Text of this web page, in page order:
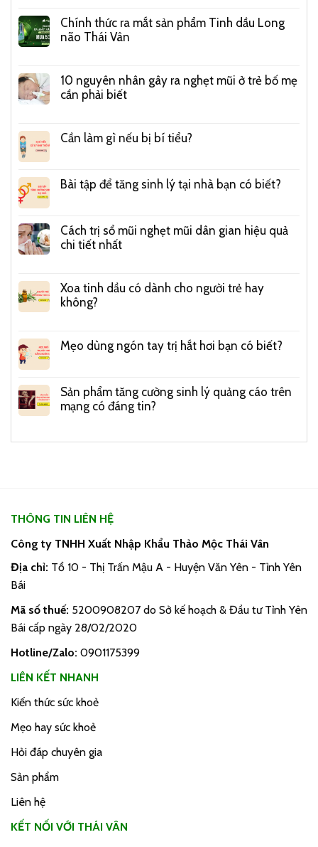
Chính thức ra mắt sản phẩm Tinh dầu Long
não Thái Vân
10 nguyên nhân gây ra nghẹt mũi ở trẻ bố mẹ
cần phải biết
Cần làm gì nếu bị bí tiểu?
Bài tập để tăng sinh lý tại nhà bạn có biết?
Cách trị sổ mũi nghẹt mũi dân gian hiệu quả
chi tiết nhất
Xoa tinh dầu có dành cho người trẻ hay
không?
Mẹo dùng ngón tay trị hắt hơi bạn có biết?
Sản phẩm tăng cường sinh lý quảng cáo trên
mạng có đáng tin?
THÔNG TIN LIÊN HỆ
Công ty TNHH Xuất Nhập Khẩu Thảo Mộc Thái Vân
Địa chỉ: Tổ 10 - Thị Trấn Mậu A - Huyện Văn Yên - Tỉnh Yên
Bái
Mã số thuế: 5200908207 do Sở kế hoạch & Đầu tư Tỉnh Yên
Bái cấp ngày 28/02/2020
Hotline/Zalo: 0901175399
LIÊN KẾT NHANH
Kiến thức sức khoẻ
Mẹo hay sức khoẻ
Hỏi đáp chuyên gia
Sản phẩm
Liên hệ
KẾT NỐI VỚI THÁI VÂN